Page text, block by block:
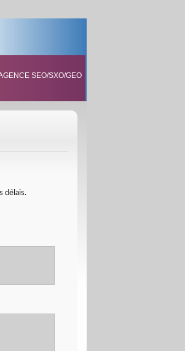
SEO/SXO/GEO
délais.